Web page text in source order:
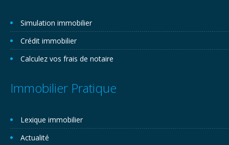
Simulation immobilier
Crédit immobilier
Calculez vos frais de notaire
Immobilier Pratique
Lexique immobilier
Actualité